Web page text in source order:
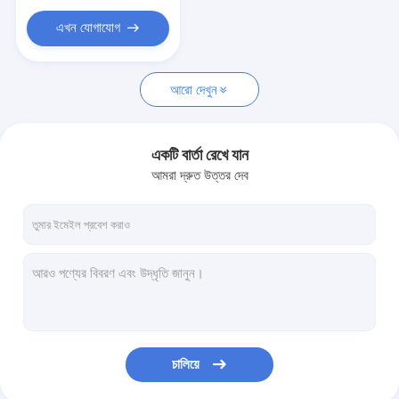
অক্সিজেন জেট মেশিন
মাইক্রোডার্মাব্রেশন মেশিন
এখন যোগাযোগ
আরো দেখুন
একটি বার্তা রেখে যান
আমরা দ্রুত উত্তর দেব
চালিয়ে